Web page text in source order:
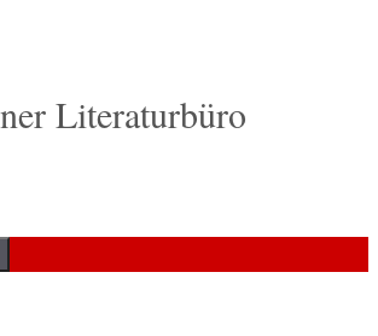
Literaturbüro